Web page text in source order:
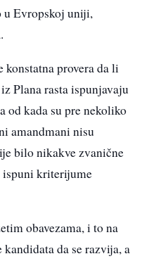
u Evropskoj uniji,
provera da li
Plana rasta ispunjavaju
od kada su pre nekoliko
amandmani nisu
bilo nikakve zvanične
ispuni kriterijume
obavezama, i to na
da se razvija, a